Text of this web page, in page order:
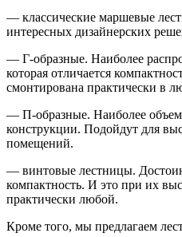
— классические маршевые
интересных дизайнерских
— Г-образные. Наиболее
которая отличается
смонтирована практически в
— П-образные. Наиболее
конструкции. Подойдут для
помещений.
— винтовые лестницы.
компактность. И это при их
практически любой.
Кроме того, мы предлагаем